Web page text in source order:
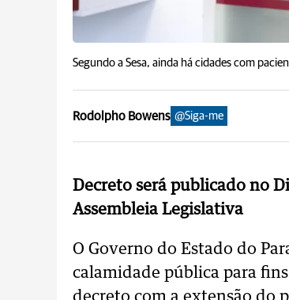
Segundo a Sesa, ainda há cidades com
Rodolpho Bowens @Siga-me
Decreto será publicado no
Assembleia Legislativa
O Governo do Estado do
calamidade pública para
decreto com a extensão do